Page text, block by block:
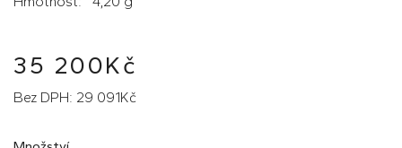
35 200Kč
Bez DPH: 29 091Kč